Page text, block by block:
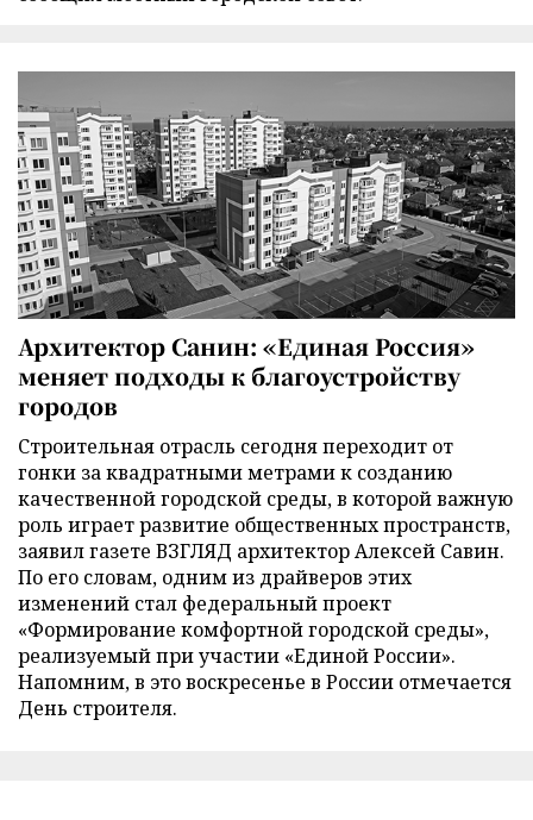
Архитектор Санин: «Единая Россия»
меняет подходы к благоустройству
городов
Строительная отрасль сегодня переходит от
гонки за квадратными метрами к созданию
качественной городской среды, в которой важную
роль играет развитие общественных пространств,
заявил газете ВЗГЛЯД архитектор Алексей Савин.
По его словам, одним из драйверов этих
изменений стал федеральный проект
«Формирование комфортной городской среды»,
реализуемый при участии «Единой России».
Напомним, в это воскресенье в России отмечается
День строителя.